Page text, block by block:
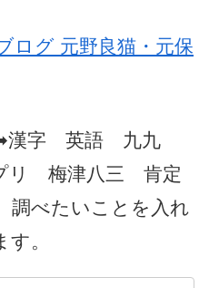
➡漢字 英語 九九
リ 梅津八三 肯定
べたいことを入れ
。